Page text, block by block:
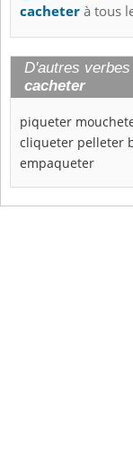
cacheterà tous
D'autres
cacheter
piqueter
cliqueter pelleter
empaqueter